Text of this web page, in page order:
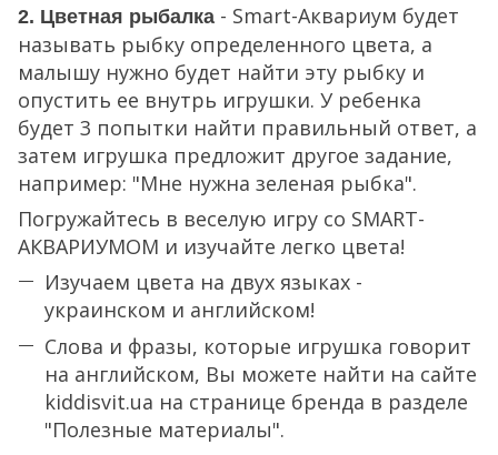
2. Цветная рыбалка - Smart-Аквариум будет
называть рыбку определенного цвета, а
малышу нужно будет найти эту рыбку и
опустить ее внутрь игрушки. У ребенка
будет 3 попытки найти правильный ответ, а
затем игрушка предложит другое задание,
например: "Мне нужна зеленая рыбка".
Погружайтесь в веселую игру со SMART-
АКВАРИУМОМ и изучайте легко цвета!
Изучаем цвета на двух языках -
украинском и английском!
Слова и фразы, которые игрушка говорит
на английском, Вы можете найти на сайте
kiddisvit.ua на странице бренда в разделе
"Полезные материалы".